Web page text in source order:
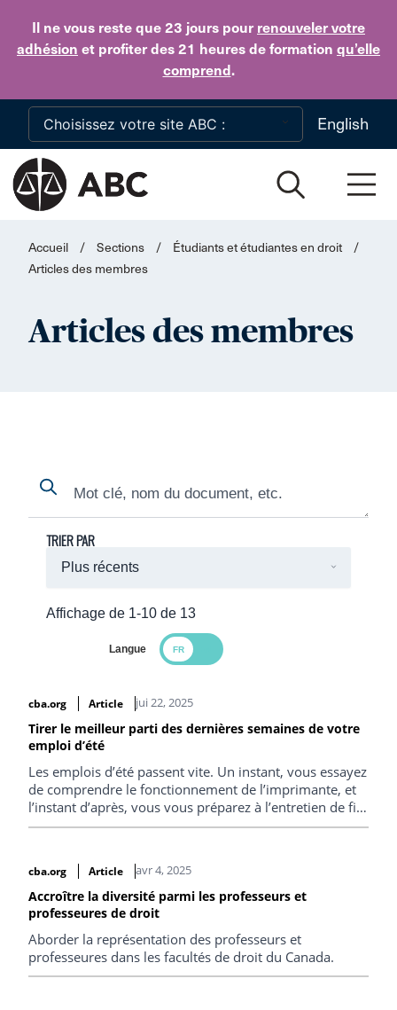
Il ne vous reste que 23 jours pour renouveler votre
adhésion et profiter des 21 heures de formation qu’elle
comprend.
Skip to main content
English
Accueil / Sections / Étudiants et étudiantes en droit
/
Articles des membres
Articles des membres
Search
Search
Affichage de 1-10 de 13
TRIER PAR
Langue
cba.org
Article jui 22, 2025
Tirer le meilleur parti des dernières semaines de votre
emploi d’été
Les emplois d’été passent vite. Un instant, vous essayez
de comprendre le fonctionnement de l’imprimante, et
l’instant d’après, vous vous préparez à l’entretien de fin
d’emploi.
cba.org Article avr 4, 2025
Accroître la diversité parmi les professeurs et
professeures de droit
Aborder la représentation des professeurs et
professeures dans les facultés de droit du Canada.